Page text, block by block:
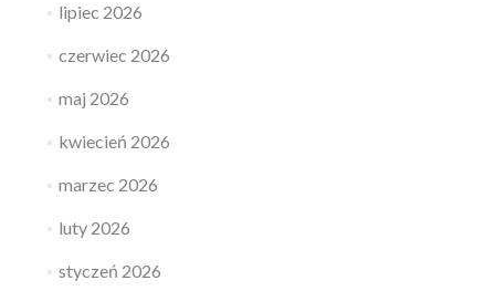
lipiec 2026
czerwiec 2026
maj 2026
kwiecień 2026
marzec 2026
luty 2026
styczeń 2026